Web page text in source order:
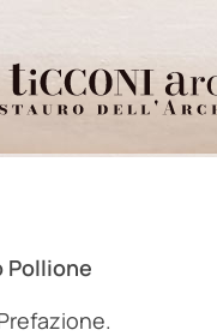
Pollione